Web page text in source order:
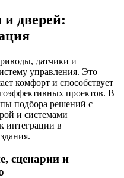
дверей:
датчики и
управления. Это
комфорт и способствует
проектов. В
подбора решений с
и системами
интеграции в
сценарии и